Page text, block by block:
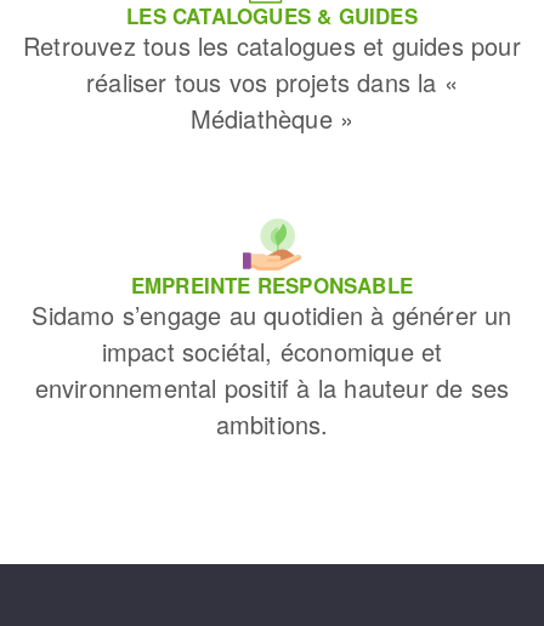
LES CATALOGUES & GUIDES
Retrouvez tous les catalogues et guides pour
réaliser tous vos projets dans la «
Médiathèque »
EMPREINTE RESPONSABLE
Sidamo s’engage au quotidien à générer un
impact sociétal, économique et
environnemental positif à la hauteur de ses
ambitions.